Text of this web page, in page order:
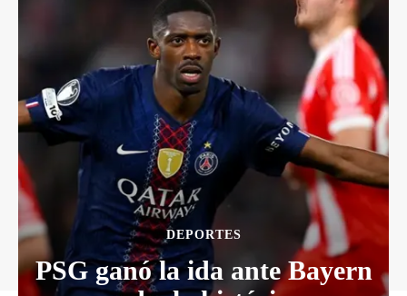
DEPORTES
PSG ganó la ida ante Bayern